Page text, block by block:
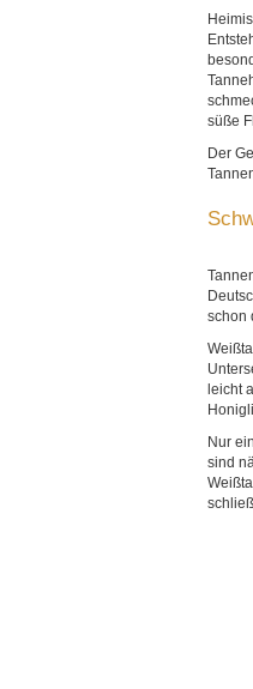
süße
Der
schon
leicht
Nur
sind